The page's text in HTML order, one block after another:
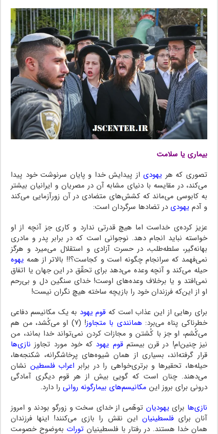
بیماری یا‌ سلامت
تصوری‌ که‌ هر‌ یهودی از پیدایش‌ خدا‌ و پایان سرنوشت خود پیدا
می‌کند، در مقایسه با دنیای مشابه آن در مصریان و ایرانیان بیشتر
به‌ کابوسی‌ می‌ماند‌ که کشش‌های متضادی در آن‌ زورآزمایی می‌کند
و آدم‌ یهودی ‌ در‌ تضادها‌ سرگردان‌ است‌:
عزیز کرده‌ی خداست اما هیچ قدرتی‌ ندارد و کاری جز آنچه از او
خواسته نباید انجام دهد. نوجوانی است که در برابر پدر و مادری‌
بهانه‌گیر، سلطه‌طلب، در‌ حسرت آزادی و استقلال می‌میرد و هرگز
نمی‌فهمد که سرانجام‌ چگونه است و کجاست؟!! بالاتر از همه یهوه
حیله می‌کند و آنچه وعده می‌دهد برای تحقّق در این جهان‌ یا‌ اتفاق
نمی‌افتد و یا برخلاف وعده‌های اوست! خدای سنگین دل و بی‌رحم
او از این‌که فرزندان خود را بازیچه ساخته هیچ نگران نیست!
برای رهایی از این عذاب است که قوم‌ یهود ‌ به‌ یک مکانیسم دفاعی
خطرناکی پناه می‌برد: همانندی با متجاوز
! (۷) او می‌کُشد، من هم‌
می‌کُشم، او جز با کُشتن و مجازات کردن نمی‌تواند خدا بماند، من‌
نیز‌ چنین‌ام! در قرن بیستم‌قوم‌ یهود ‌ که خود مورد تجاوز نازی‌ها
قرار گرفته‌اند، بسیاری از همان شیوه‌های پرخاشگرانه، شکنجه‌ها،
حیله‌ها، تحقیرها و برتری‌خواهی را در برابر اعراب فلسطین نشان
می‌دهند.‌ چنان است‌‌ که گویی بیش از‌ هر‌ قوم دیگری آمادگی
درونی برای بروز این مکانیسم‌های بیمارگونه روانی‌ را دارد.
نازی‌ها برای یهودیان توهّمی از خدای سخت و زورگو بودند و امروز
آنان برای‌فلسطینیان این نقش را بازی می‌کنند‌! اینها‌ فرزندان
همان خدا هستند. در رفتار با فلسطینیان‌ توراتبه‌وضوح خصومت